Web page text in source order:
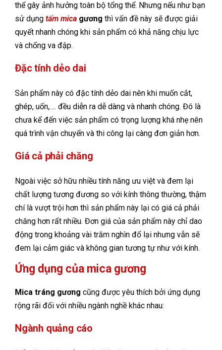
thể gây ảnh hưởng toàn bộ tổng thể. Nhưng nếu như bạn
sử dụng tấm mica gương thì vấn đề này sẽ được giải
quyết nhanh chóng khi sản phẩm có khả năng chịu lực
và chống va đập.
Đặc tính dẻo dai
Sản phẩm này có đặc tính dẻo dai nên khi muốn cắt,
ghép, uốn,…. đều diễn ra dễ dàng và nhanh chóng. Đó là
chưa kể đến việc sản phẩm có trọng lượng khá nhẹ nên
quá trình vận chuyển và thi công lại càng đơn giản hơn.
Giá cả phải chăng
Ngoài việc sở hữu nhiều tính năng ưu việt và đem lại
chất lượng tương đương so với kính thông thường, thậm
chí là vượt trội hơn thì sản phẩm này lại có giá cả phải
chăng hơn rất nhiều. Đơn giá của sản phẩm này chỉ dao
động trong khoảng vài trăm nghìn đổ lại nhưng vẫn sẽ
đem lại cảm giác và không gian tương tự như với kính.
Ứng dụng của mica gương
Mica tráng gương cũng được yêu thích bởi ứng dụng
rộng rãi đối với nhiều ngành nghề khác nhau:
Ngành quảng cáo